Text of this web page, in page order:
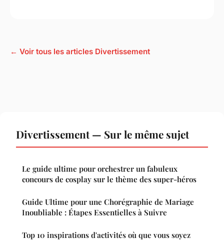
← Voir tous les articles Divertissement
Divertissement — Sur le même sujet
Le guide ultime pour orchestrer un fabuleux
concours de cosplay sur le thème des super-héros
Guide Ultime pour une Chorégraphie de Mariage
Inoubliable : Étapes Essentielles à Suivre
Top 10 inspirations d'activités où que vous soyez